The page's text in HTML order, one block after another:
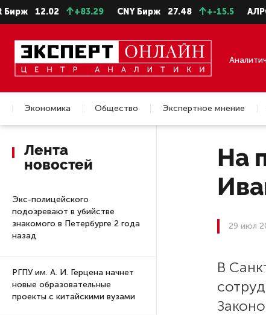
12.02 +83.29 CNY Бирж 27.48 +-15.5
Экономика Общество Экспертное мнение
Недвижимость
Лента
новостей
Экс-полицейского
подозревают в убийстве
знакомого в Петербурге 2 года
назад
РГПУ им. А. И. Герцена начнет
новые образовательные
проекты с китайскими вузами
На
29 июл
В